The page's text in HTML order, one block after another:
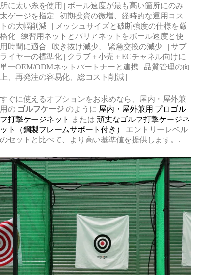
所に太い糸を使用 | ボール速度が最も高い箇所にのみ
太ゲージを指定 | 初期投資の微増、経時的な運用コス
トの大幅削減 | | メッシュサイズと破断強度の仕様を厳
格化 | 練習用ネットとバリアネットをボール速度と使
用時間に適合 | 吹き抜け減少、 緊急交換の減少 | | サプ
ライヤーの標準化 | クラブ＋小売＋ECチャネル向けに
単一OEM/ODMネットパートナーと連携 | 品質管理の向
上、再発注の容易化、総コスト削減 |
すぐに使えるオプションをお求めなら、屋内・屋外兼
用の ゴルフケージ のように 屋内・屋外兼用 プロゴル
フ打撃ケージネット
または 頑丈なゴルフ打撃ケージネ
ット（鋼製フレームサポート付き）
エントリーレベル
のセットと比べて、より高い基準値を提供します。.